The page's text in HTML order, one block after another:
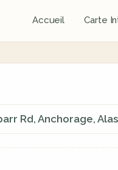
Accueil Carte
Rd, Anchorage,